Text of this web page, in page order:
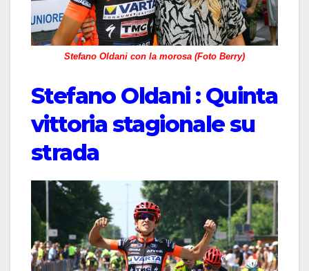
Stefano Oldani con la morosa (Foto Berry)
Stefano Oldani : Quinta
vittoria stagionale su
strada